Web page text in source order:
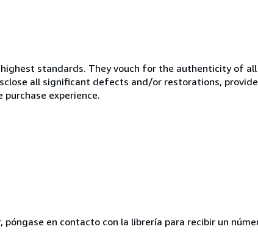
standards. They vouch for the authenticity of
all significant defects and/or restorations,
experience.
en contacto con la librería para recibir un